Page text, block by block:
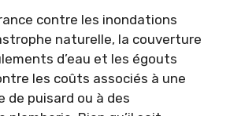
contre les inondations
naturelle, la couverture
d’eau et les égouts
les coûts associés à une
de puisard ou à des